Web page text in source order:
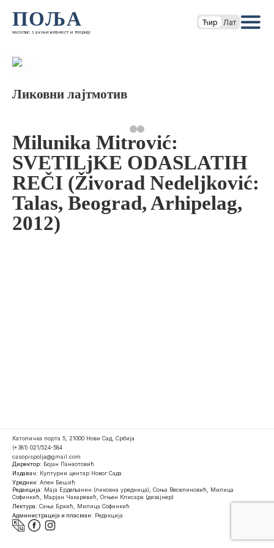
ПОЉА
часопис за књижевност и теорију
Ћир Лат
Ликовни лајтмотив
Milunika Mitrović:
SVETILjKE ODASLATIH
REČI (Živorad Nedeljković:
Talas, Beograd, Arhipelag,
2012)
Католичка порта 5, 21000 Нови Сад, Србија
(+381) 021/524-584
casopispolja@gmail.com
Директор: Бојан Панаотовић
Издавач: Културни центар Новог Сада
Уредник: Ален Бешић
Редакција: Маја Ердељанин (ликовна уредница), Соња Веселиновић, Милица
Софинкић, Марјан Чакаревић, Огњен Клисара (дизајнер)
Лектура: Сања Бркић, Милица Софинкић
Администрација и пласман: Редакција